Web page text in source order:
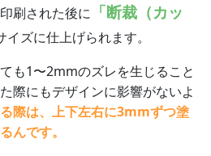
刷された後に 「断裁（カッ
ズに仕上げられます。
も1〜2mmのズレを生じること
際にもデザインに影響がないよ
際は、上下左右に3mmずつ塗
んです。